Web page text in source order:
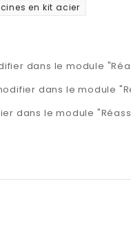
en kit acier
dans le module
dans le module
dans le module